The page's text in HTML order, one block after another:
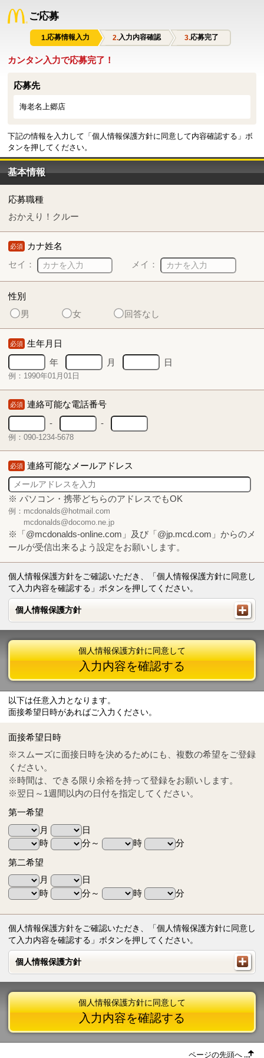
ご応募
応募情報入力 入力内容確認 応募完了
カンタン入力で応募完了！
応募先
海老名上郷店
下記の情報を入力して「個人情報保護方針に同意して内容確認する」ボ
タンを押してください。
基本情報
応募職種
おかえり！クルー
必須 カナ姓名
セイ：
メイ：
性別
男
女 回答なし
必須 生年月日
年
月 日
例：1990年01月01日
必須 連絡可能な電話番号
-
-
例：090-1234-5678
必須 連絡可能なメールアドレス
※ パソコン・携帯どちらのアドレスでもOK
例：mcdonalds@hotmail.com
mcdonalds@docomo.ne.jp
※「@mcdonalds-online.com」及び「@jp.mcd.com」からのメ
ールが受信出来るよう設定をお願いします。
個人情報保護方針をご確認いただき、「個人情報保護方針に同意し
て入力内容を確認する」ボタンを押してください。
個人情報保護方針
個人情報保護方針
Tel
0570-55-0314
個人情報保護方針に同意して
入力内容を確認する
以下は任意入力となります。
面接希望日時があればご入力ください。
面接希望日時
※スムーズに面接日時を決めるためにも、複数の希望をご登録
ください。
※時間は、できる限り余裕を持って登録をお願いします。
※翌日～1週間以内の日付を指定してください。
第一希望
月
日
時
分～ 時
分
第二希望
月
日
時
分～ 時 分
個人情報保護方針をご確認いただき、「個人情報保護方針に同意し
て入力内容を確認する」ボタンを押してください。
個人情報保護方針
個人情報保護方針
個人情報保護方針に同意して
入力内容を確認する
ページの先頭へ